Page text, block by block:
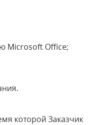
Microsoft Office;
которой Заказчик